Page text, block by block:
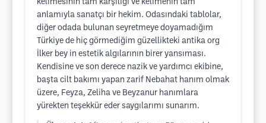
kelimesinin tam karşılığı ve kelimenin tam
anlamıyla sanatçı bir hekim. Odasındaki tablolar,
diğer odada bulunan seyretmeye doyamadığım
Türkiye de hiç görmediğim güzellikteki antika org
İlker bey in estetik algılarının birer yansıması.
Kendisine ve son derece nazik ve yardımcı ekibine,
başta cilt bakımı yapan zarif Nebahat hanım olmak
üzere, Feyza, Zeliha ve Beyzanur hanımlara
yürekten teşekkür eder saygılarımı sunarım.